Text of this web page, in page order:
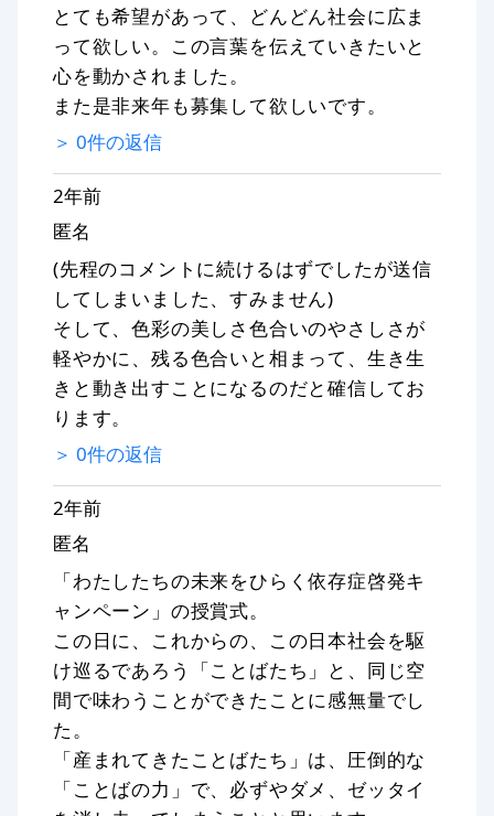
とても希望があって、どんどん社会に広ま
って欲しい。この言葉を伝えていきたいと
心を動かされました。
また是非来年も募集して欲しいです。
＞ 0件の返信
2年前
匿名
(先程のコメントに続けるはずでしたが送信
してしまいました、すみません)
そして、色彩の美しさ色合いのやさしさが
軽やかに、残る色合いと相まって、生き生
きと動き出すことになるのだと確信してお
ります。
＞ 0件の返信
2年前
匿名
「わたしたちの未来をひらく依存症啓発キ
ャンペーン」の授賞式。
この日に、これからの、この日本社会を駆
け巡るであろう「ことばたち」と、同じ空
間で味わうことができたことに感無量でし
た。
「産まれてきたことばたち」は、圧倒的な
「ことばの力」で、必ずやダメ、ゼッタイ